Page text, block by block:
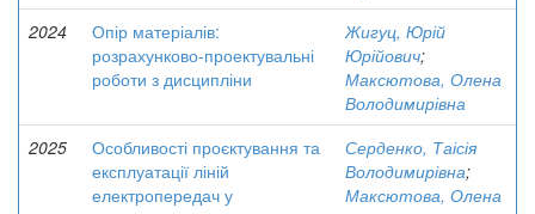
2024
Опір матеріалів:
розрахунково-проектувальні
роботи з дисципліни
Жигуц, Юрій
Юрійович;
Максютова, Олена
Володимирівна
2025
Особливості проєктування та
експлуатації ліній
електропередач у
Серденко, Таісія
Володимирівна;
Максютова, Олена